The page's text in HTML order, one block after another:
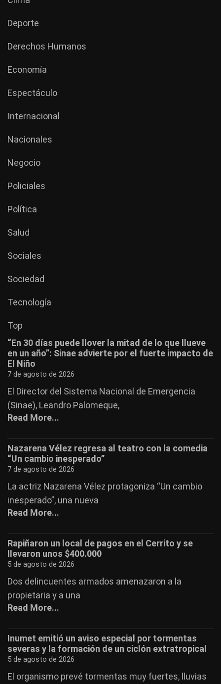
Deporte
Derechos Humanos
Economía
Espectáculo
Internacional
Nacionales
Negocio
Policiales
Política
Salud
Sociales
Sociedad
Tecnología
Top
“En 30 días puede llover la mitad de lo que llueve
en un año”: Sinae advierte por el fuerte impacto de
El Niño
7 de agosto de 2026
El Director del Sistema Nacional de Emergencia
(Sinae), Leandro Palomeque,
Read More...
Nazarena Vélez regresa al teatro con la comedia
“Un cambio inesperado”
7 de agosto de 2026
La actriz Nazarena Vélez protagoniza “Un cambio
inesperado”, una nueva
Read More...
Rapiñaron un local de pagos en el Cerrito y se
llevaron unos $400.000
5 de agosto de 2026
Dos delincuentes armados amenazaron a la
propietaria y a una
Read More...
Inumet emitió un aviso especial por tormentas
severas y la formación de un ciclón extratropical
5 de agosto de 2026
El organismo prevé tormentas muy fuertes, lluvias